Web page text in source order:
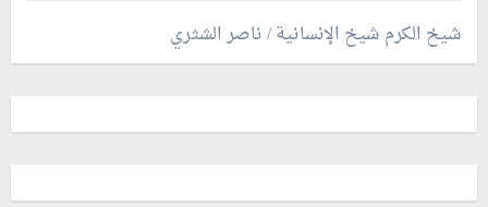
شيخ الكرم شيخ الإنسانية / ناصر الشثري